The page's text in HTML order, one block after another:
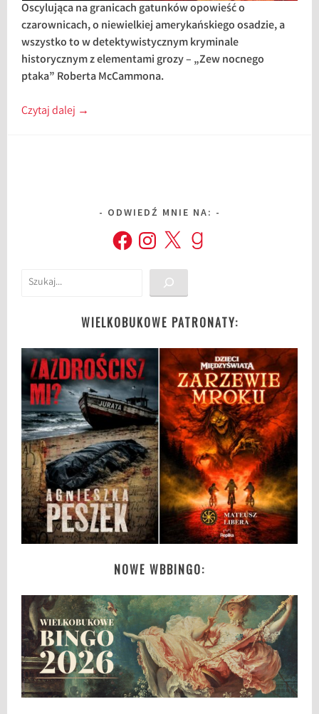
Oscylująca na granicach gatunków opowieść o
czarownicach, o niewielkiej amerykańskiego osadzie, a
wszystko to w detektywistycznym kryminale
historycznym z elementami grozy – „Zew nocnego
ptaka” Roberta McCammona.
Czytaj dalej →
ODWIEDŹ MNIE NA:
FacebookInstagram
X Goodreads
Szukaj
WIELKOBUKOWE PATRONATY:
NOWE WBBINGO: